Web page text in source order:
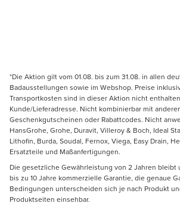
*Die Aktion gilt vom 01.08. bis zum 31.08. in allen
Badausstellungen sowie im Webshop. Preise
Transportkosten sind in dieser Aktion nicht
Kunde/Lieferadresse. Nicht kombinierbar mit
Geschenkgutscheinen oder Rabattcodes. Nicht
HansGrohe, Grohe, Duravit, Villeroy & Boch, Ideal
Lithofin, Burda, Soudal, Fernox, Viega, Easy Drain,
Ersatzteile und Maßanfertigungen.
Die gesetzliche Gewährleistung von 2 Jahren bleibt
bis zu 10 Jahre kommerzielle Garantie, die genaue
Bedingungen unterscheiden sich je nach Produkt
Produktseiten einsehbar.